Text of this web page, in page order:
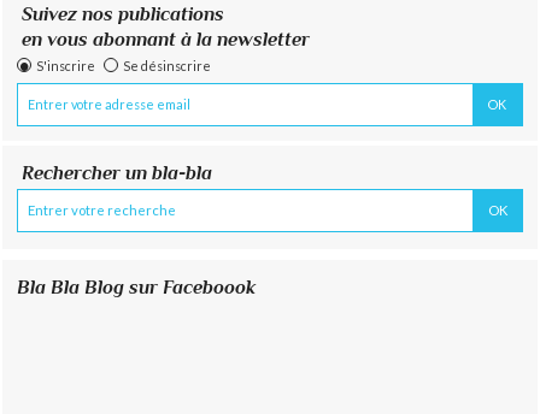
Suivez nos publications
en vous abonnant à la newsletter
S'inscrire Se désinscrire
Rechercher un bla-bla
Bla Bla Blog sur Faceboook